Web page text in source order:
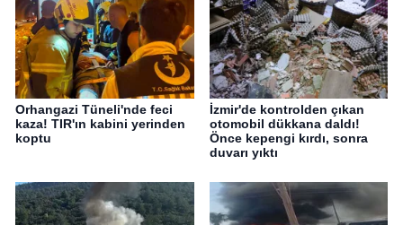
Orhangazi Tüneli'nde feci
kaza! TIR'ın kabini yerinden
koptu
İzmir'de kontrolden çıkan
otomobil dükkana daldı!
Önce kepengi kırdı, sonra
duvarı yıktı